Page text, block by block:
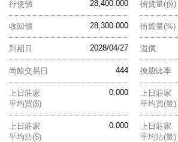
28,400.000
行使價 街貨量(份)
28,300.000
收回價 街貨量(%)
2028/04/27
到期日 溢價
444
尚餘交易日 換股比率
0.000
上日莊家
平均買($)
上日莊家
平均買(量)
0.000
上日莊家
平均沽($)
上日莊家
平均沽(量)